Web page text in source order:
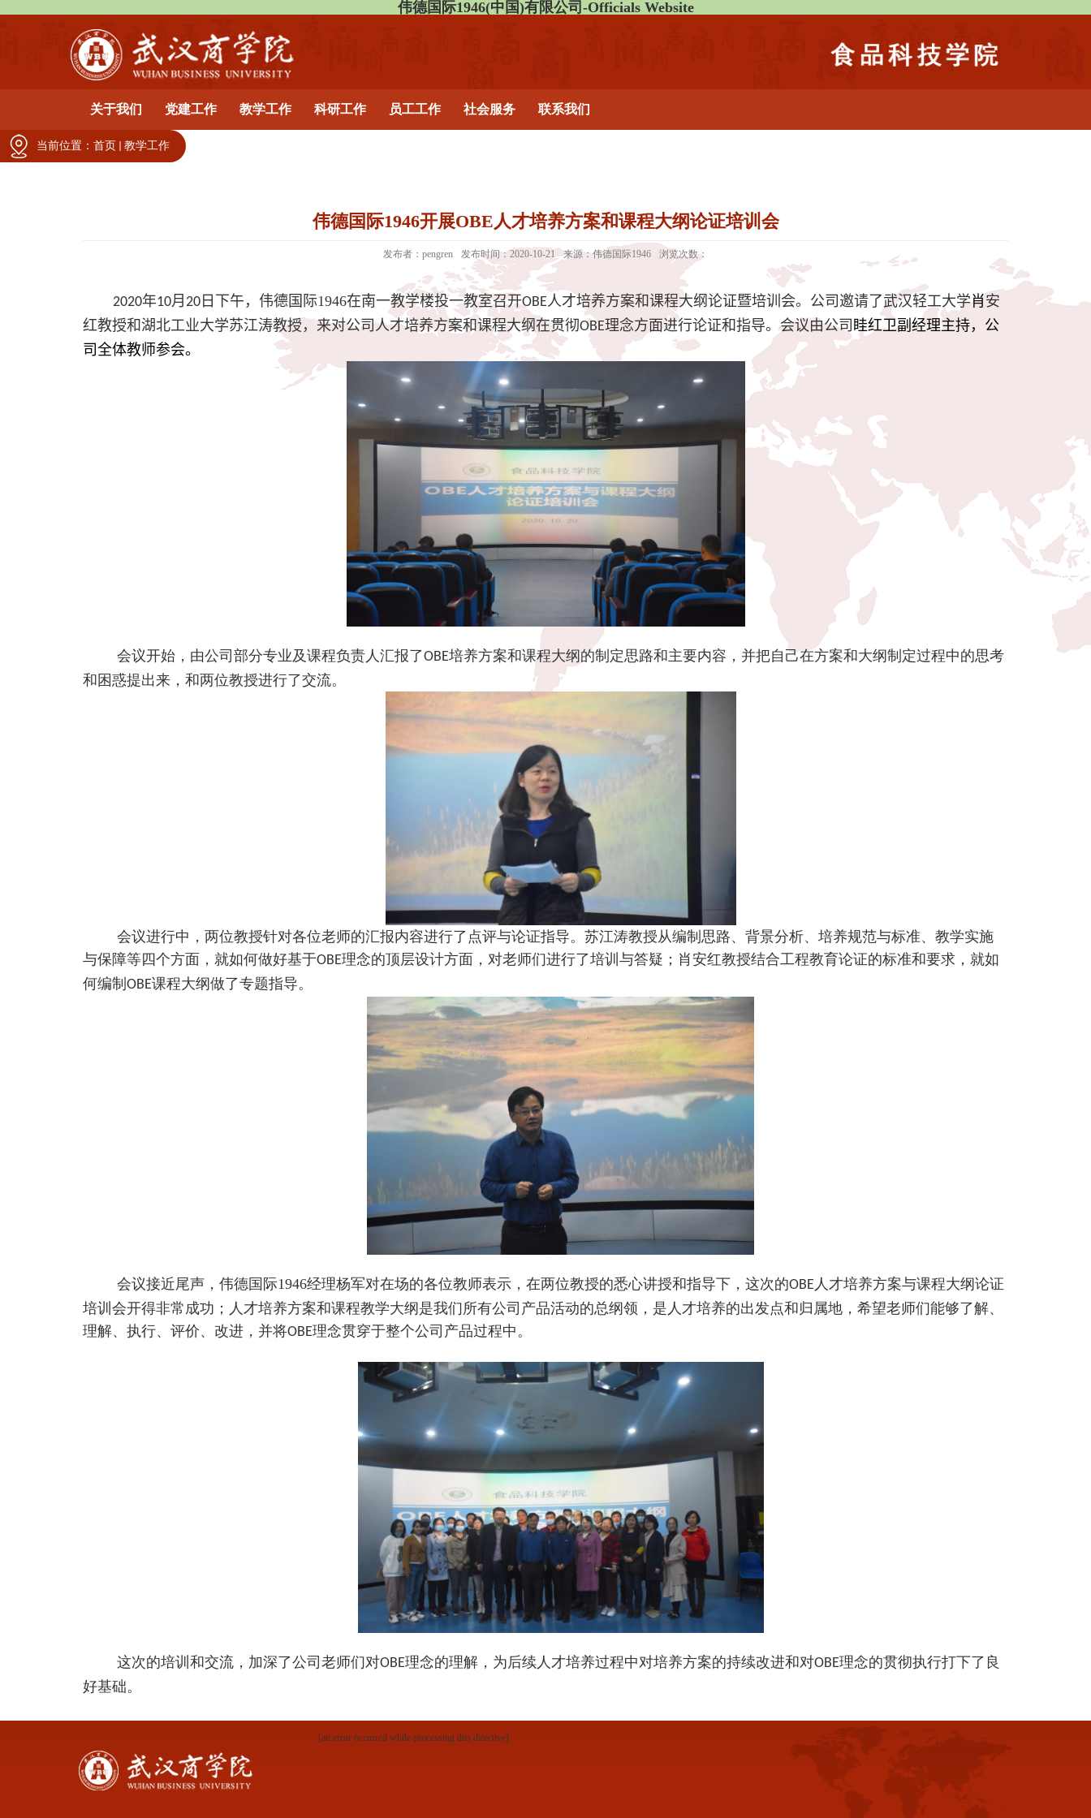
伟德国际1946(中国)有限公司-Officials Website
关于我们 党建工作 教学工作 科研工作 员工工作 社会服务 联系我们
伟德国际1946开展OBE人才培养方案和课程大纲论证培训会
发布者：pengren 发布时间：2020-10-21 来源：伟德国际1946 浏览次数：
2020年10月20 日下午，伟德国际1946在南一教学楼投一教室召开OBE人才培养方案和课程大纲论证暨培训会。公司邀请了武汉轻工大学肖 安
红教授和湖北工业大学苏江涛教授，来对公司人才培养方案和课程大纲在贯彻OBE理念方面进行论证和指导。会议由公司 眭红卫副经理主持，公
司全体教师参会。
会议开始，由公司部分专业及课程负责人汇报了OBE培养方案和课程大纲的制定思路和主要内容，并把自己在方案和大纲制定过程中的思考
和困惑提出来，和两位教授进行了交流。
会议进行中，两位教授针对各位老师的汇报内容进行了点评与论证指导。苏江涛教授从编制思路、背景分析、培养规范与标准、教学实施
与保障等四个方面，就如何做好基于OBE理念的顶层设计方面，对老师们进行了培训与答疑；肖安红教授结合工程教育论证的标准和要求，就如
何编制 OBE课程大纲做了专题指导。
会议接近尾声，伟德国际1946经理杨军对在场的各位教师表示，在两位教授的悉心讲授和指导下，这次的OBE 人才培养方案与课程大纲论证
培训会开得非常成功；人才培养方案和课程教学大纲是我们所有公司产品活动的总纲领，是人才培养的出发点和归属地，希望老师们能够了解、
理解、执行、评价、改进，并将OBE理念贯穿于整个公司产品过程中。
这次的培训和交流，加深了公司老师们对OBE理念的理解，为后续人才培养过程中对培养方案的持续改进和对OBE理念的贯彻执行打下了良
好基础。
[an error occurred while processing this directive]
当前位置： 首页 教学工作